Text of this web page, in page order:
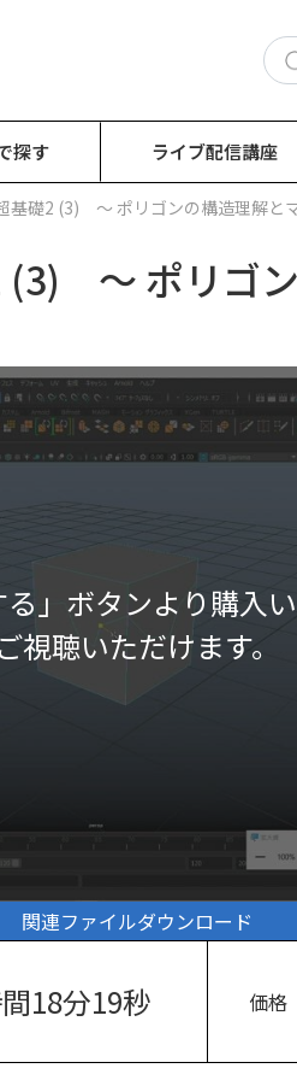
探す ライブ配信講座
基礎2 (3) ～ ポリゴンの構造理解と
～ ポリゴ
」ボタンより購入
ご視聴いただけます。
関連ファイルダウンロード
18分19秒 価格